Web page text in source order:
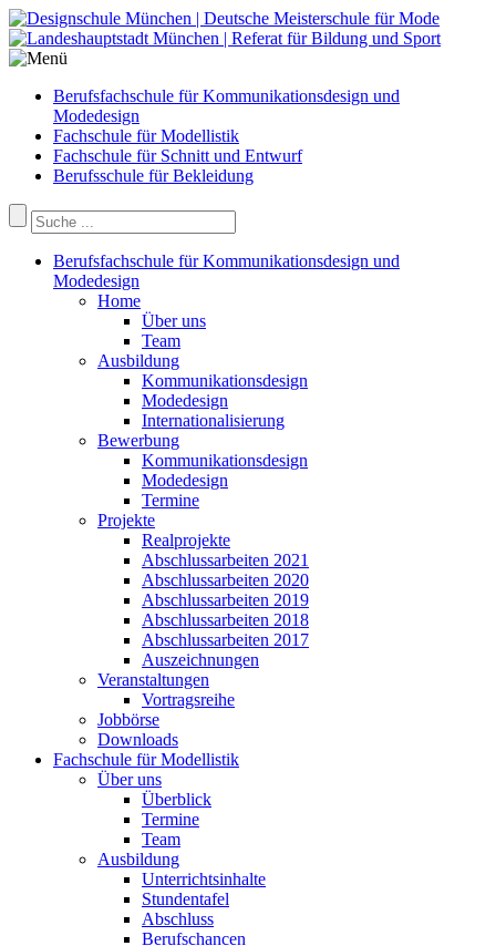
Berufsfachschule für Kommunikationsdesign und
Modedesign
Fachschule für Modellistik
Fachschule für Schnitt und Entwurf
Berufsschule für Bekleidung
Berufsfachschule für Kommunikationsdesign und
Modedesign
Home
Über uns
Team
Ausbildung
Kommunikationsdesign
Modedesign
Internationalisierung
Bewerbung
Kommunikationsdesign
Modedesign
Termine
Projekte
Realprojekte
Abschlussarbeiten 2021
Abschlussarbeiten 2020
Abschlussarbeiten 2019
Abschlussarbeiten 2018
Abschlussarbeiten 2017
Auszeichnungen
Veranstaltungen
Vortragsreihe
Jobbörse
Downloads
Fachschule für Modellistik
Über uns
Überblick
Termine
Team
Ausbildung
Unterrichtsinhalte
Stundentafel
Abschluss
Berufschancen